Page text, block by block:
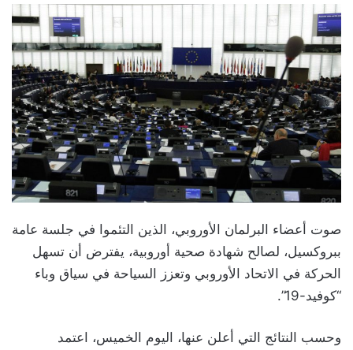
صوت أعضاء البرلمان الأوروبي، الذين التئموا في جلسة عامة
ببروكسيل، لصالح شهادة صحية أوروبية، يفترض أن تسهل
الحركة في الاتحاد الأوروبي وتعزز السياحة في سياق وباء
“كوفيد-19”.
وحسب النتائج التي أعلن عنها، اليوم الخميس، اعتمد